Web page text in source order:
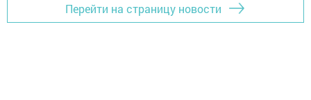
Перейти на страницу новости